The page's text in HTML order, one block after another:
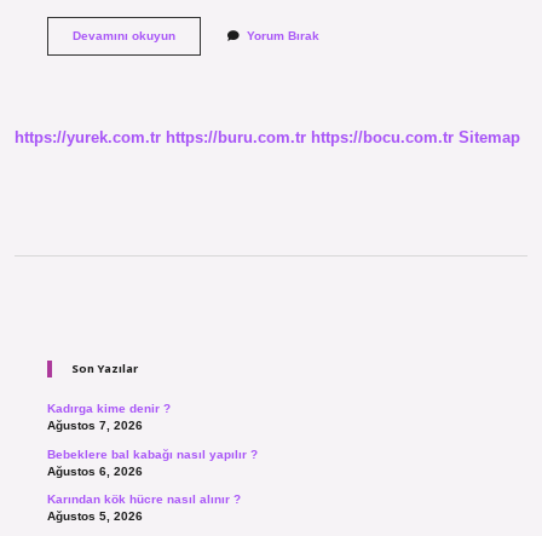
Devamını okuyunHastaneye
Yorum Bırak
https://yurek.com.tr https://buru.com.tr https://bocu.com.tr Sitemap
Son Yazılar
Kadırga kime denir ?
Ağustos 7, 2026
Bebeklere bal kabağı nasıl yapılır ?
Ağustos 6, 2026
Karından kök hücre nasıl alınır ?
Ağustos 5, 2026